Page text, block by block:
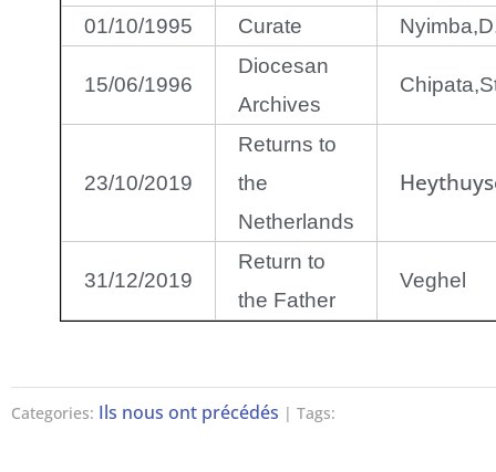
01/10/1995
Curate
15/06/1996
Diocesan
Archives
23/10/2019
Returns to
the
Netherlands
31/12/2019
Return to
the Father
Veghel
Categories: Ils nous ont précédés | Tags: